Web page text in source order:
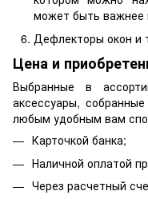
может быть важнее
Дефлекторы окон и
Цена и
Выбранные в
аксессуары,
любым удобным вам
Карточкой банка;
Наличной оплатой
Через расчетный